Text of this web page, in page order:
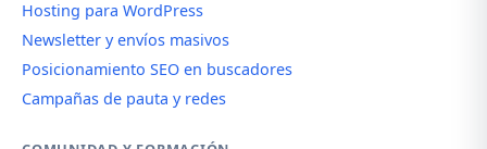
Hosting para WordPress
Newsletter y envíos masivos
Posicionamiento SEO en buscadores
Campañas de pauta y redes